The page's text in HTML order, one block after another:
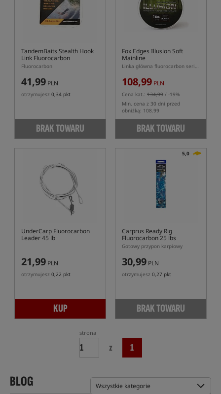
TandemBaits Stealth Hook
Link Fluorocarbon
Fluorocarbon
41,99 PLN
otrzymujesz 0,34 pkt
BRAK TOWARU
Fox Edges Illusion Soft
Mainline
Linka główna fluorocarbon serii Illusion w kolorze khaki
108,99 PLN
Cena kat.: 134,99 / -19%
Min. cena z 30 dni przed
obniżką: 108.99
BRAK TOWARU
UnderCarp Fluorocarbon
Leader 45 lb
21,99 PLN
otrzymujesz 0,22 pkt
KUP
5,0
Carprus Ready Rig
Fluorocarbon 25 lbs
Gotowy przypon karpiowy
30,99 PLN
otrzymujesz 0,27 pkt
BRAK TOWARU
strona
z 1
BLOG